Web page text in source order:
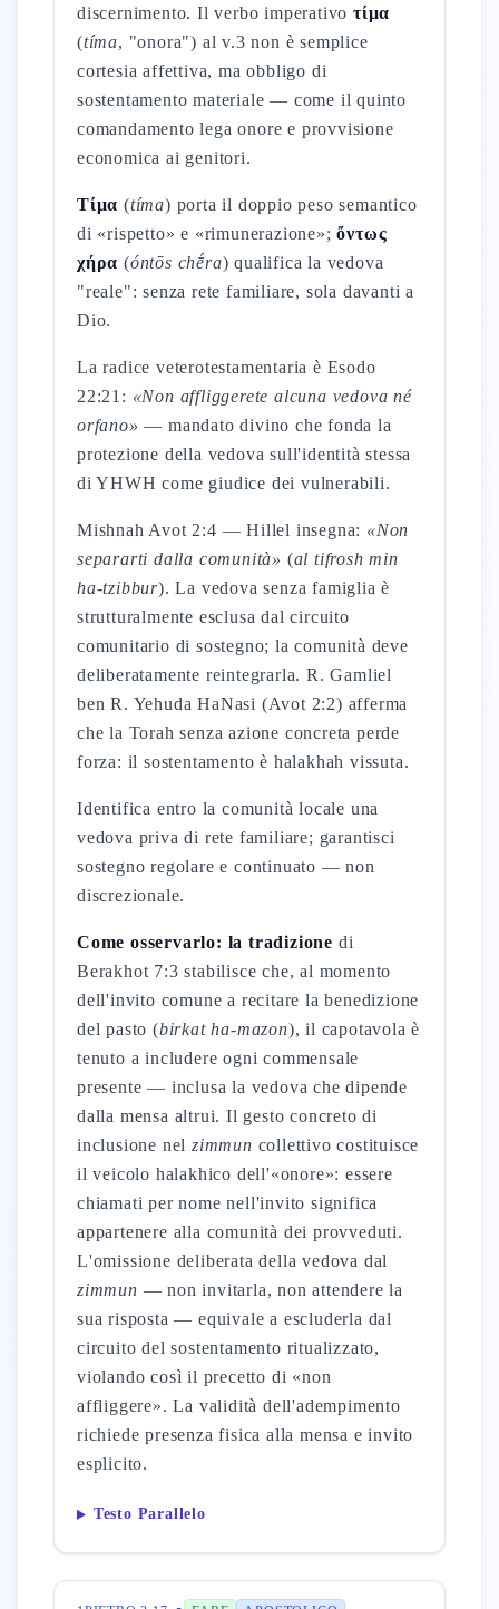
discernimento. Il verbo imperativoτίμα
(tíma, "onora") al v.3 non è semplice
cortesia affettiva, ma obbligo di
sostentamento materiale — come il quinto
comandamento lega onore e provvisione
economica ai genitori.
Τίμα (tíma) porta il doppio peso semantico
di «rispetto» e «rimunerazione»;ὄντως
χήρα (óntōs chḗra) qualifica la vedova
"reale": senza rete familiare, sola davanti a
Dio.
La radice veterotestamentaria è Esodo
22:21: «Non affliggerete alcuna vedova né
orfano» — mandato divino che fonda la
protezione della vedova sull'identità stessa
di YHWH come giudice dei vulnerabili.
Mishnah Avot 2:4 — Hillel insegna: «Non
separarti dalla comunità» (al tifrosh min
ha-tzibbur). La vedova senza famiglia è
strutturalmente esclusa dal circuito
comunitario di sostegno; la comunità deve
deliberatamente reintegrarla. R. Gamliel
ben R. Yehuda HaNasi (Avot 2:2) afferma
che la Torah senza azione concreta perde
forza: il sostentamento è halakhah vissuta.
Identifica entro la comunità locale una
vedova priva di rete familiare; garantisci
sostegno regolare e continuato — non
discrezionale.
Come osservarlo: la tradizione di
Berakhot 7:3 stabilisce che, al momento
dell'invito comune a recitare la benedizione
del pasto (birkat ha-mazon), il capotavola è
tenuto a includere ogni commensale
presente — inclusa la vedova che dipende
dalla mensa altrui. Il gesto concreto di
inclusione nelzimmun collettivo costituisce
il veicolo halakhico dell'«onore»: essere
chiamati per nome nell'invito significa
appartenere alla comunità dei provveduti.
L'omissione deliberata della vedova dal
zimmun — non invitarla, non attendere la
sua risposta — equivale a escluderla dal
circuito del sostentamento ritualizzato,
violando così il precetto di «non
affliggere». La validità dell'adempimento
richiede presenza fisica alla mensa e invito
esplicito.
Testo Parallelo